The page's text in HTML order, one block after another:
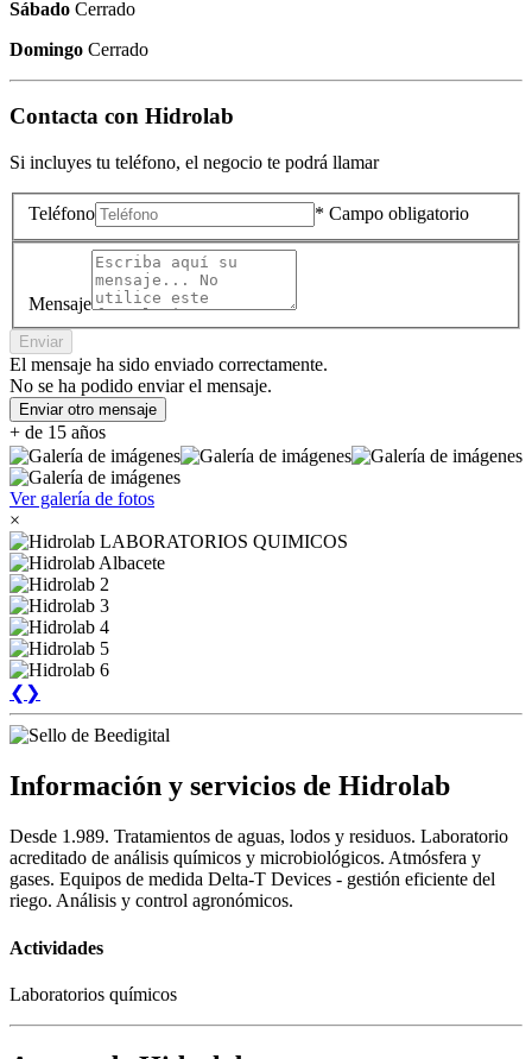
Sábado Cerrado
Domingo Cerrado
Contacta con Hidrolab
Si incluyes tu teléfono, el negocio te podrá llamar
Teléfono * Campo obligatorio
Mensaje
Enviar
El mensaje ha sido enviado correctamente.
No se ha podido enviar el mensaje.
Enviar otro mensaje
+ de 15 años
Ver galería de fotos
×
❮ ❯
Información y servicios de Hidrolab
Desde 1.989. Tratamientos de aguas, lodos y residuos. Laboratorio
acreditado de análisis químicos y microbiológicos. Atmósfera y
gases. Equipos de medida Delta-T Devices - gestión eficiente del
riego. Análisis y control agronómicos.
Actividades
Laboratorios químicos